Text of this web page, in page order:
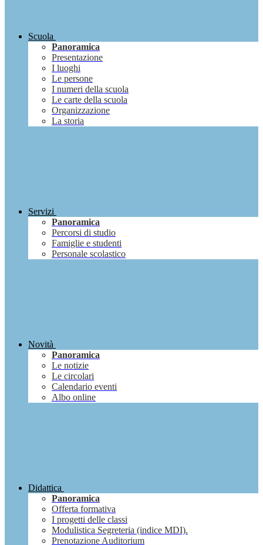
Scuola
Panoramica
Presentazione
I luoghi
Le persone
I numeri della scuola
Le carte della scuola
Organizzazione
La storia
Servizi
Panoramica
Percorsi di studio
Famiglie e studenti
Personale scolastico
Novità
Panoramica
Le notizie
Le circolari
Calendario eventi
Albo online
Didattica
Panoramica
Offerta formativa
I progetti delle classi
Modulistica Segreteria (indice MDI).
Prenotazione Auditorium